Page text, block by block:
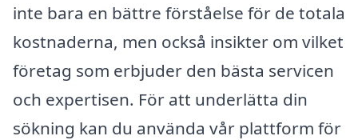
inte bara en bättre förståelse för de totala
kostnaderna, men också insikter om vilket
företag som erbjuder den bästa servicen
och expertisen. För att underlätta din
sökning kan du använda vår plattform för